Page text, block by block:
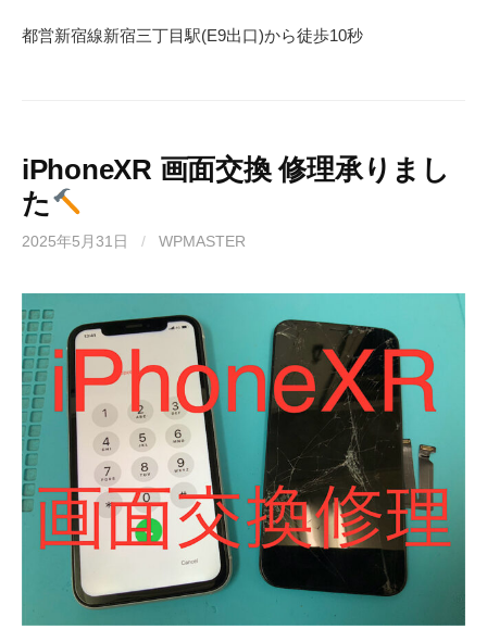
都営新宿線新宿三丁目駅(E9出口)から徒歩10秒
iPhoneXR 画面交換 修理承りまし
た
2025年5月31日 / WPMASTER